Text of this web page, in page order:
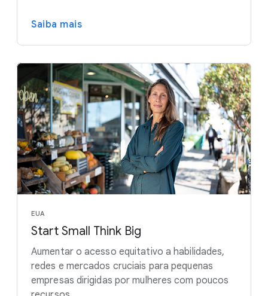
Saiba mais
EUA
Start Small Think Big
Aumentar o acesso equitativo a habilidades,
redes e mercados cruciais para pequenas
empresas dirigidas por mulheres com poucos